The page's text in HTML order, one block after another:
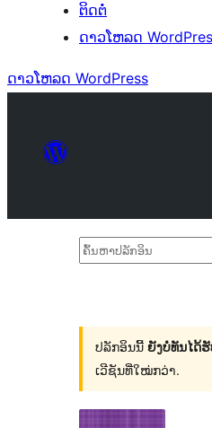
ຕິດຕໍ່
ດາວໂຫລດ
ດາວໂຫລດ WordPress
ຄົ້ນ
ລັກ
ອິນ
ປລັກອິນນີ້ ຍັງບໍ່ທັນໄດ້
ເວີຊັນທີ່ໃໝ່ກວ່າ.